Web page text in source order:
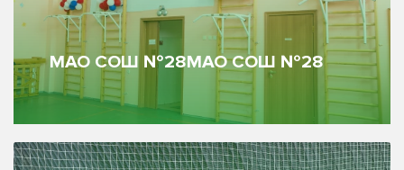
МАО СОШ №28МАО СОШ №28